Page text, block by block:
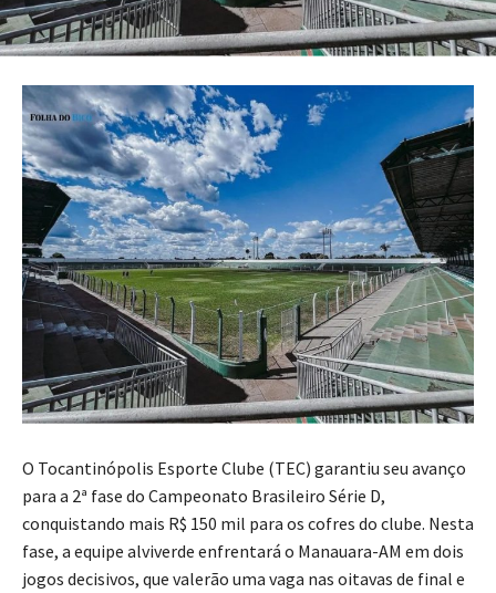
O Tocantinópolis Esporte Clube (TEC) garantiu seu avanço
para a 2ª fase do Campeonato Brasileiro Série D,
conquistando mais R$ 150 mil para os cofres do clube. Nesta
fase, a equipe alviverde enfrentará o Manauara-AM em dois
jogos decisivos, que valerão uma vaga nas oitavas de final e